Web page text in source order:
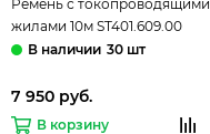
Ремень с токопроводящими
жилами 10м ST401.609.00
терракотовый Band ST-Luce
30 шт
7 950 руб.
В корзину